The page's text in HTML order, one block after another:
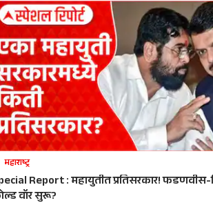
महाराष्ट्र
Report : महायुतीत प्रतिसरकार!
वॉर सुरू?